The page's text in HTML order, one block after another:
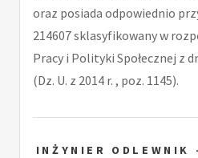
oraz posiada odpowiednio
214607 sklasyfikowany w
Pracy i Polityki Społecznej z
(Dz. U. z 2014 r. , poz. 1145).
INŻYNIER ODLEWNIK